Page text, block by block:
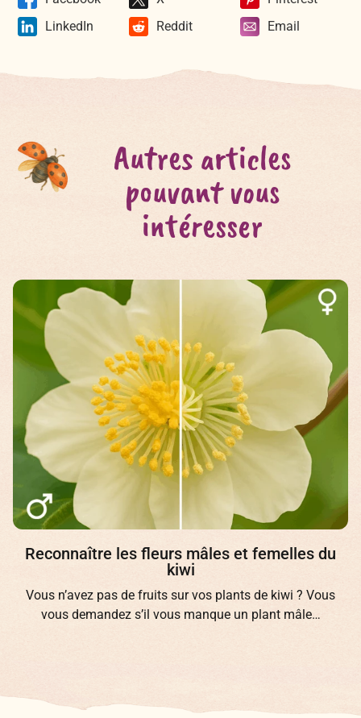
LinkedIn
Reddit Email
Autres articles
pouvant vous
intéresser
Le terreau universel : un faux ami pour
Selon une enquête récente, 7 jardiniers sur 10
encore du terreau universel pour leurs semis !